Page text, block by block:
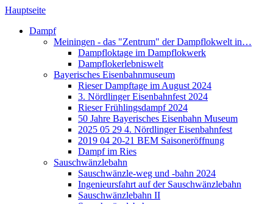
Hauptseite
Dampf
Meiningen - das "Zentrum" der Dampflokwelt in…
Dampfloktage im Dampflokwerk
Dampflokerlebniswelt
Bayerisches Eisenbahnmuseum
Rieser Dampftage im August 2024
3. Nördlinger Eisenbahnfest 2024
Rieser Frühlingsdampf 2024
50 Jahre Bayerisches Eisenbahn Museum
2025 05 29 4. Nördlinger Eisenbahnfest
2019 04 20-21 BEM Saisoneröffnung
Dampf im Ries
Sauschwänzlebahn
Sauschwänzle-weg und -bahn 2024
Ingenieursfahrt auf der Sauschwänzlebahn
Sauschwänzlebahn II